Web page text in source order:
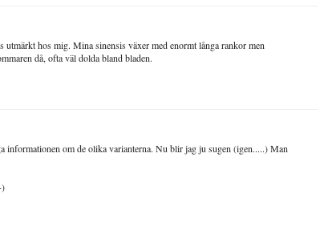
utmärkt hos mig. Mina sinensis växer med enormt långa rankor men
då, ofta väl dolda bland bladen.
informationen om de olika varianterna. Nu blir jag ju sugen (igen.....) Man
)